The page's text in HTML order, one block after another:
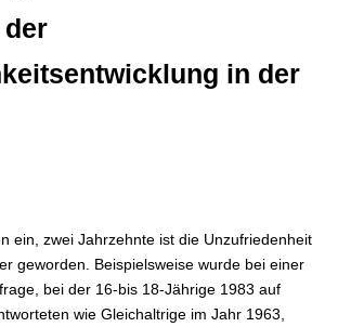
in der
ein, zwei Jahrzehnte ist die Unzufriedenheit
geworden. Beispielsweise wurde bei einer
bei der 16-bis 18-Jährige 1983 auf
wie Gleichaltrige im Jahr 1963,